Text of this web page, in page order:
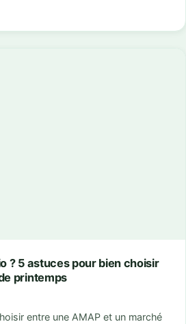
? 5 astuces pour bien choisir
printemps
entre une AMAP et un marché